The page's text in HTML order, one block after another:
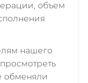
банк RUB
KZT QR RUB
объем
нашего
обменяли